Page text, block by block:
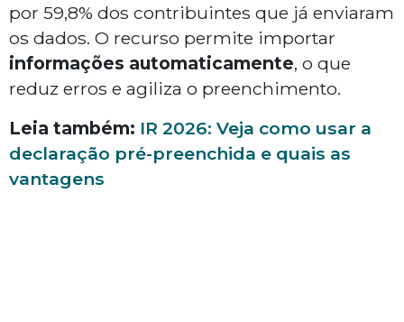
por 59,8% dos contribuintes que já enviaram
os dados. O recurso permite importar
informações automaticamente, o que
reduz erros e agiliza o preenchimento.
Leia também: IR 2026: Veja como usar a
declaração pré-preenchida e quais as
vantagens